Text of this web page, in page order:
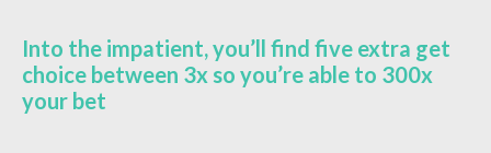
Into the impatient, you’ll find five extra get
choice between 3x so you’re able to 300x
your bet